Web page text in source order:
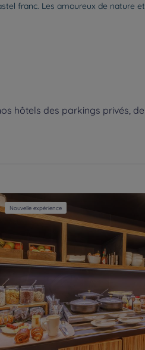
franc. Les amoureux de nature
hôtels des parkings privés,
Nouvelle expérience